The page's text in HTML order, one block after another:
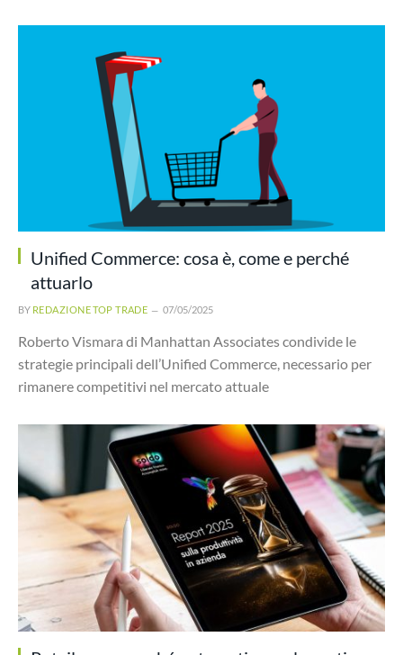
Unified Commerce: cosa è, come e perché
attuarlo
BY REDAZIONE TOP TRADE 07/05/2025
Roberto Vismara di Manhattan Associates condivide le
strategie principali dell’Unified Commerce, necessario per
rimanere competitivi nel mercato attuale